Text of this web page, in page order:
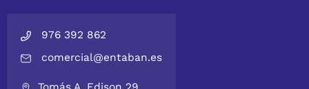
976 392 862
comercial@entaban.es